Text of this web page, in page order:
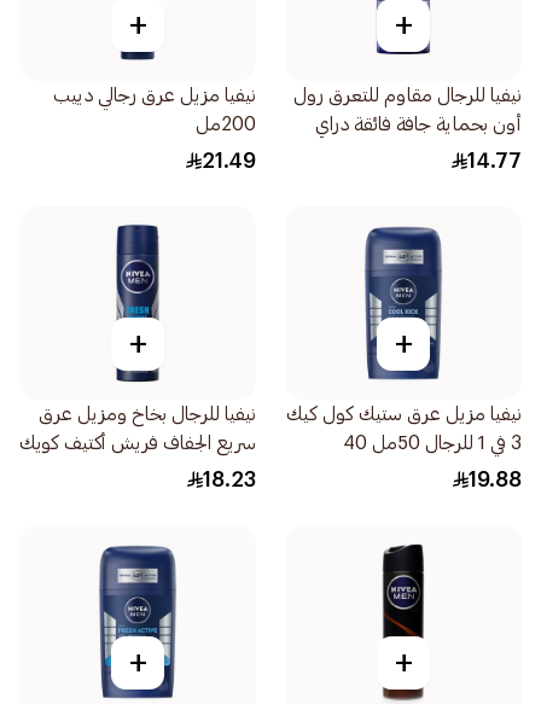
+
نيفيا للرجال مقاوم للتعرق رول
أون بحماية جافة فائقة دراي
إمباكت 50مل
14.77
+
نيفيا مزيل عرق رجالي دييب
200مل
21.49
+
نيفيا مزيل عرق ستيك كول كيك
3 في 1 للرجال 50مل 40
19.88
+
نيفيا للرجال بخاخ ومزيل عرق
سريع الجفاف فريش أكتيف كويك
دراي 150مل
18.23
+
+